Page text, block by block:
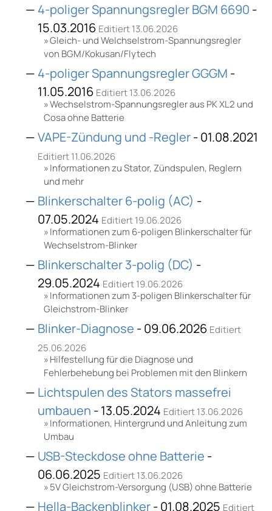
4-poliger Spannungsregler BGM 6690 -
15.03.2016 Editiert 13.06.2026
Gleich- und Welchselstrom-Spannungsregler
von BGM/Kokusan/Flytech
4-poliger Spannungsregler GGGM -
11.05.2016 Editiert 13.06.2026
Wechselstrom-Spannungsregler aus PK XL2 und
Cosa ohne Batterie
VAPE-Zündung und -Regler- 01.08.2021
Editiert 11.06.2026
Informationen zu Stator, Zündspulen, Reglern
und mehr
Blinkerschalter 6-polig (AC) -
07.05.2024 Editiert 19.06.2026
Informationen zum 6-poligen Blinkerschalter für
Wechselstrom-Blinker
Blinkerschalter 3-polig (DC) -
29.05.2024 Editiert 19.06.2026
Informationen zum 3-poligen Blinkerschalter für
Gleichstrom-Blinker
Blinker-Diagnose - 09.06.2026 Editiert
25.06.2026
Hilfestellung für die Diagnose und
Fehlerbehebung bei Problemen mit den Blinkern
Lichtspulen des Stators massefrei
umbauen - 13.05.2024 Editiert 13.06.2026
Informationen, Hintergrund und Anleitung zum
Umbau
USB-Steckdose ohne Batterie -
06.06.2025 Editiert 13.06.2026
5V Gleichstrom-Versorgung (USB) ohne Batterie
Hella-Backenblinker- 01.08.2025 Editiert